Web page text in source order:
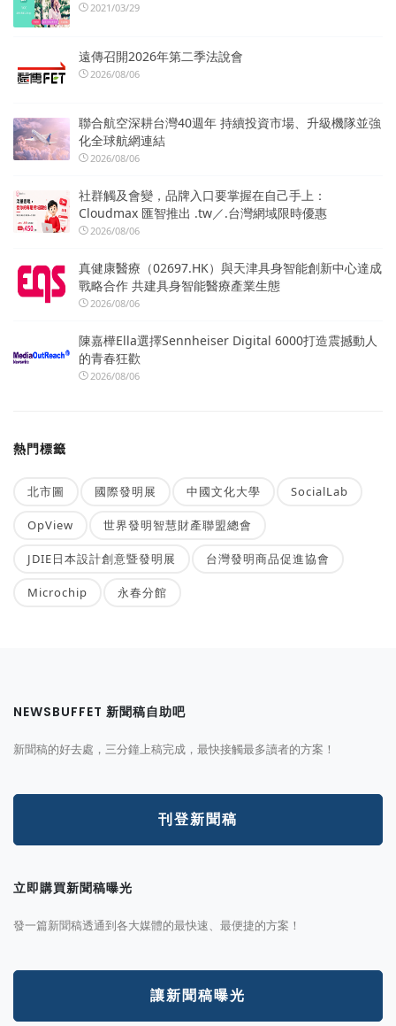
2021/03/29
遠傳召開2026年第二季法說會
2026/08/06
聯合航空深耕台灣40週年 持續投資市場、升級機隊並強
化全球航網連結
2026/08/06
社群觸及會變，品牌入口要掌握在自己手上：
Cloudmax 匯智推出 .tw／.台灣網域限時優惠
2026/08/06
真健康醫療（02697.HK）與天津具身智能創新中心達成
戰略合作 共建具身智能醫療產業生態
2026/08/06
陳嘉樺Ella選擇Sennheiser Digital 6000打造震撼動人
的青春狂歡
2026/08/06
熱門標籤
北市圖 國際發明展 中國文化大學 SocialLab
OpView 世界發明智慧財產聯盟總會
JDIE日本設計創意暨發明展 台灣發明商品促進協會
Microchip 永春分館
NEWSBUFFET 新聞稿自助吧
新聞稿的好去處，三分鐘上稿完成，最快接觸最多讀者的方案！
刊登新聞稿
立即購買新聞稿曝光
發一篇新聞稿透通到各大媒體的最快速、最便捷的方案！
讓新聞稿曝光